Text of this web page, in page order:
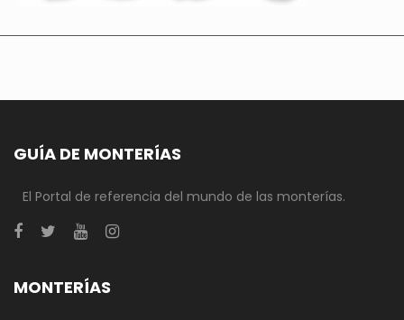
GUÍA DE MONTERÍAS
El Portal de referencia del mundo de las monterías.
MONTERÍAS